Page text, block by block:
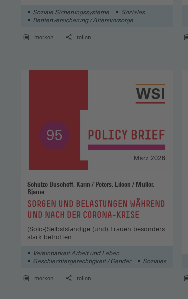
Soziale Sicherungssysteme
Soziales
Rentenversicherung / Altersvorsorge
merken teilen
Schulze Buschoff, Karin / Peters, Eileen / Müller,
Bjarne
:SORGEN UND BELASTUNGEN WÄHREND
UND NACH DER CORONA-KRISE
(Solo-)Selbstständige (und) Frauen besonders
stark betroffen
Vereinbarkeit Arbeit und Leben
Geschlechtergerechtigkeit / Gender
Soziales
merken teilen